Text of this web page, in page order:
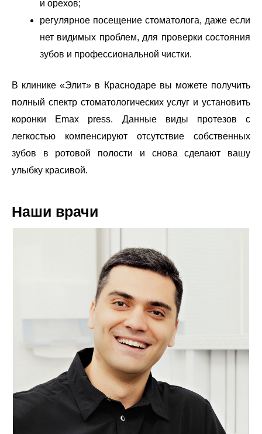
и орехов;
регулярное посещение стоматолога, даже если
нет видимых проблем, для проверки состояния
зубов и профессиональной чистки.
В клинике «Элит» в Краснодаре вы можете получить
полный спектр стоматологических услуг и установить
коронки Emax press. Данные виды протезов с
легкостью компенсируют отсутствие собственных
зубов в ротовой полости и снова сделают вашу
улыбку красивой.
Наши врачи